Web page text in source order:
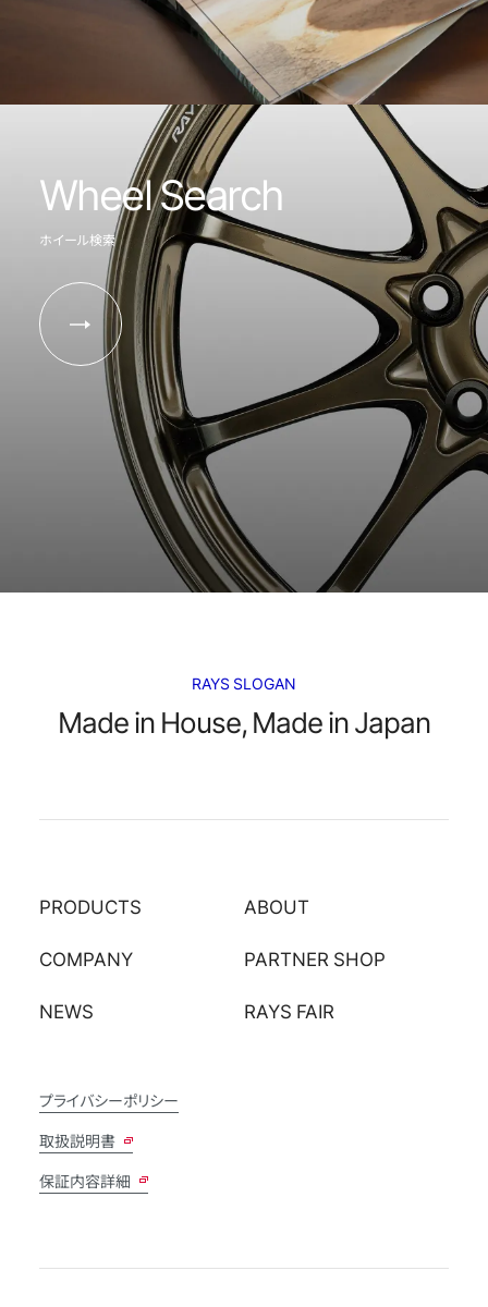
Wheel Search
ホイール検索
RAYS SLOGAN
Made in House, Made in Japan
PRODUCTS ABOUT
COMPANY PARTNER SHOP
NEWS RAYS FAIR
プライバシーポリシー
取扱説明書
保証内容詳細